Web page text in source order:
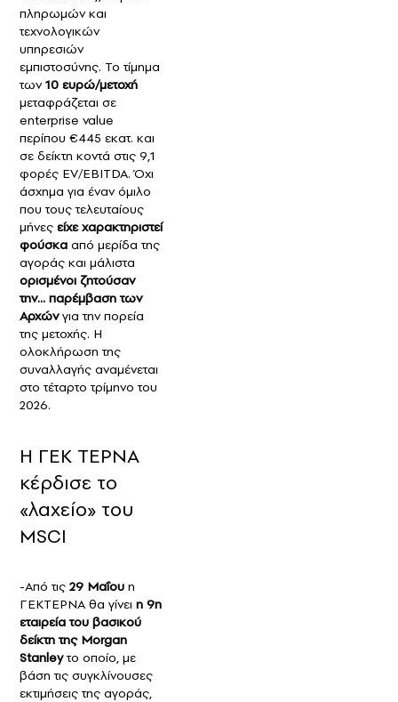
πληρωμών και
τεχνολογικών
υπηρεσιών
εμπιστοσύνης. Το τίμημα
των10 ευρώ/μετοχή
μεταφράζεται σε
enterprise value
περίπου €445 εκατ. και
σε δείκτη κοντά στις 9,1
φορές EV/EBITDA. Όχι
άσχημα για έναν όμιλο
που τους τελευταίους
μήνες είχε χαρακτηριστεί
φούσκα από μερίδα της
αγοράς και μάλιστα
ορισμένοι ζητούσαν
την… παρέμβαση των
Αρχώνγια την πορεία
της μετοχής. Η
ολοκλήρωση της
συναλλαγής αναμένεται
στο τέταρτο τρίμηνο του
2026.
Η ΓΕΚ ΤΕΡΝΑ
κέρδισε το
«λαχείο» του
MSCI
-Από τις 29 Μαΐου η
ΓΕΚΤΕΡΝΑ θα γίνει η 9η
εταιρεία του βασικού
δείκτη της Morgan
Stanleyτο οποίο, με
βάση τις συγκλίνουσες
εκτιμήσεις της αγοράς,